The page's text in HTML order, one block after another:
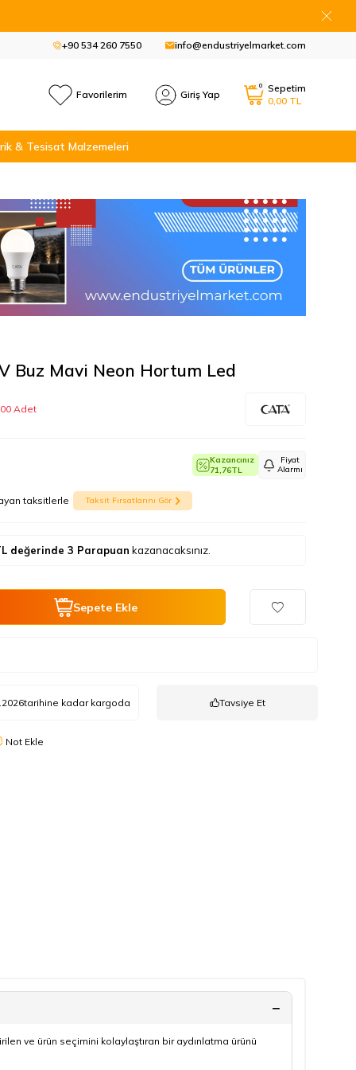
+90 534 260 7550 info@endustriyelmarket.com
Favorilerim Giriş Yap
0
Sepetim
0,00 TL
& Tesisat Malzemeleri
Buz Mavi Neon Hortum Led
Adet
Kazancınız
71,76TL
Fiyat
Alarmı
taksitlerle Taksit Fırsatlarını Gör
değerinde 3 Parapuan kazanacaksınız.
Sepete Ekle
tarihine kadar kargoda Tavsiye Et
Not Ekle
ve ürün seçimini kolaylaştıran bir aydınlatma ürünü